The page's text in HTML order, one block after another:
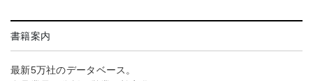
書籍案内
最新5万社のデータベース。